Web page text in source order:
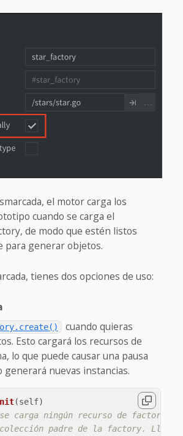
el motor carga los
cuando se carga el
de modo que estén listos
para generar objetos.
tienes dos opciones de uso:
cuando quieras
Esto cargará los recursos de
lo que puede causar una pausa
generará nuevas instancias.
(self)
carga ningún recurso de factory
padre de la factory.